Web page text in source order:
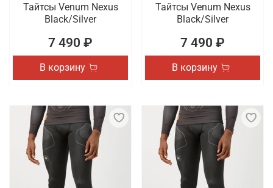
Тайтсы Venum Nexus
Black/Silver
7 490 ₽
В корзину
Тайтсы Venum Nexus
Black/Silver
7 490 ₽
В корзину